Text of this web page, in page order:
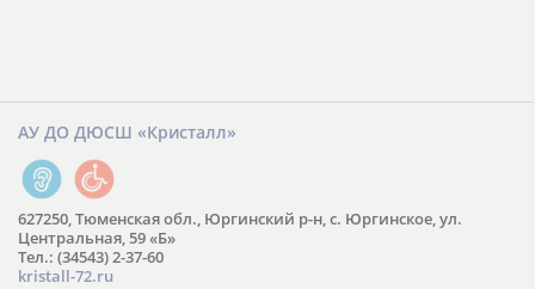
АУ ДО ДЮСШ «Кристалл»
627250, Тюменская обл., Юргинский р-н, с. Юргинское, ул.
Центральная, 59 «Б»
Тел.: (34543) 2-37-60
kristall-72.ru